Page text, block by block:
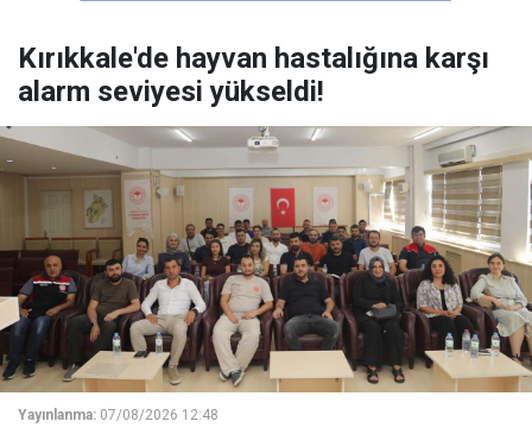
Kırıkkale'de hayvan hastalığına karşı
alarm seviyesi yükseldi!
Yayınlanma: 07/08/2026 12:48